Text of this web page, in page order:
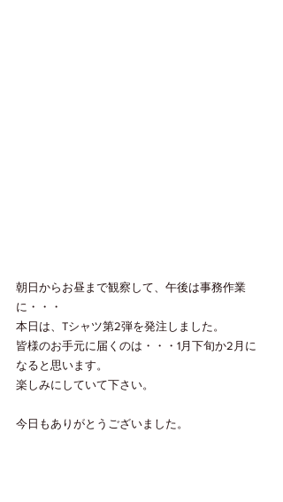
朝日からお昼まで観察して、午後は事務作業
に・・・
本日は、Tシャツ第2弾を発注しました。
皆様のお手元に届くのは・・・1月下旬か2月に
なると思います。
楽しみにしていて下さい。
今日もありがとうございました。